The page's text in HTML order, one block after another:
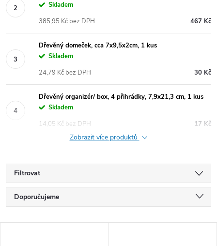
Skladem
467 Kč
385,95 Kč bez DPH
Dřevěný domeček, cca 7x9,5x2cm, 1 kus
Skladem
30 Kč
24,79 Kč bez DPH
Dřevěný organizér/ box, 4 přihrádky, 7,9x21,3 cm, 1 kus
Skladem
17 Kč
14,05 Kč bez DPH
Zobrazit více produktů
Filtrovat
Ř
a
Doporučujeme